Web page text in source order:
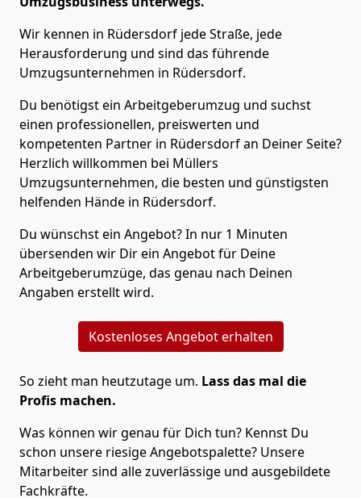
Wir kennen in Rüdersdorf jede Straße, jede
Herausforderung und sind das führende
Umzugsunternehmen in Rüdersdorf.
Du benötigst ein Arbeitgeberumzug und suchst
einen professionellen, preiswerten und
kompetenten Partner in Rüdersdorf an Deiner Seite?
Herzlich willkommen bei Müllers
Umzugsunternehmen, die besten und günstigsten
helfenden Hände in Rüdersdorf.
Du wünschst ein Angebot? In nur 1 Minuten
übersenden wir Dir ein Angebot für Deine
Arbeitgeberumzüge, das genau nach Deinen
Angaben erstellt wird.
Kostenloses Angebot erhalten
So zieht man heutzutage um. Lass das mal die
Profis machen.
Was können wir genau für Dich tun? Kennst Du
schon unsere riesige Angebotspalette? Unsere
Mitarbeiter sind alle zuverlässige und ausgebildete
Fachkräfte.